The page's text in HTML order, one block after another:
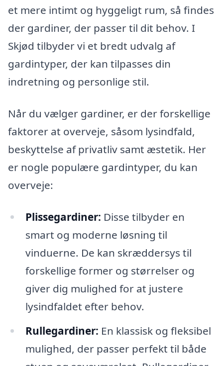
et mere intimt og hyggeligt rum, så findes
der gardiner, der passer til dit behov. I
Skjød tilbyder vi et bredt udvalg af
gardintyper, der kan tilpasses din
indretning og personlige stil.
Når du vælger gardiner, er der forskellige
faktorer at overveje, såsom lysindfald,
beskyttelse af privatliv samt æstetik. Her
er nogle populære gardintyper, du kan
overveje:
Plissegardiner: Disse tilbyder en
smart og moderne løsning til
vinduerne. De kan skræddersys til
forskellige former og størrelser og
giver dig mulighed for at justere
lysindfaldet efter behov.
Rullegardiner: En klassisk og fleksibel
mulighed, der passer perfekt til både